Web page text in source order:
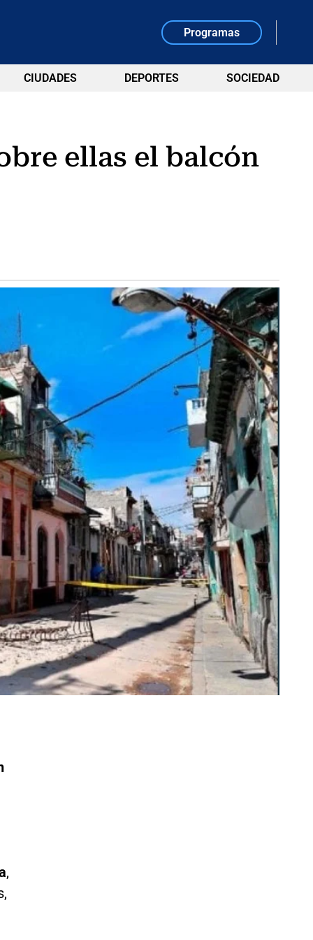
Programas
CIUDADES DEPORTES SOCIEDAD
ellas el balcón
,